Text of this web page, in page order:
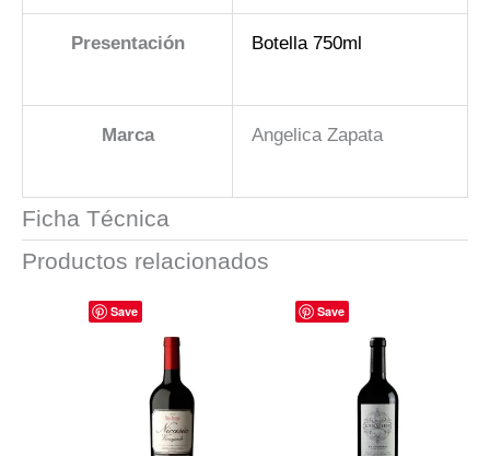
Presentación Botella 750ml
Marca Angelica Zapata
Ficha Técnica
Productos relacionados
Save Save